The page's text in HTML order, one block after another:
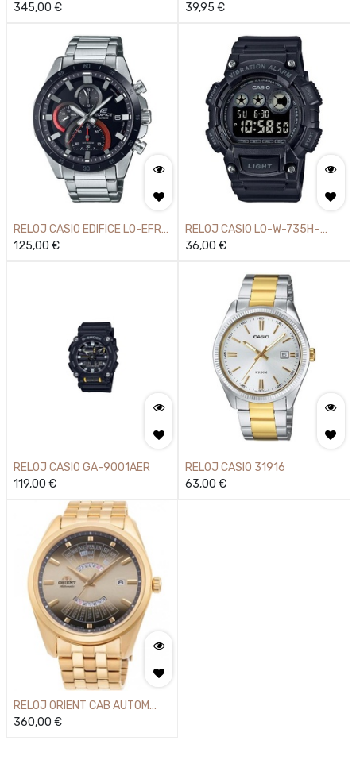
41,5MM
345,00 €
7B
39,95 €
RELOJ CASIO EDIFICE L0-EFR-
571DB-1A1VUEF
125,00 €
RELOJ CASIO L0-W-735H-
1BVEF
36,00 €
RELOJ CASIO GA-9001AER
119,00 €
RELOJ CASIO 31916
63,00 €
RELOJ ORIENT CAB AUTOM
MULTI YEAR
360,00 €